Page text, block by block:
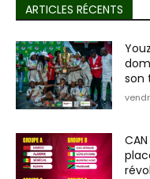
ARTICLES RÉCENTS
son